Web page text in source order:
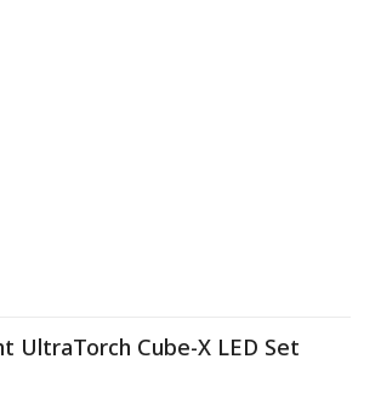
UltraTorch Cube-X LED Set